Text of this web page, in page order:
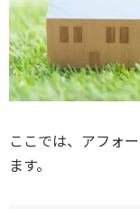
ここでは、アフォ
ます。